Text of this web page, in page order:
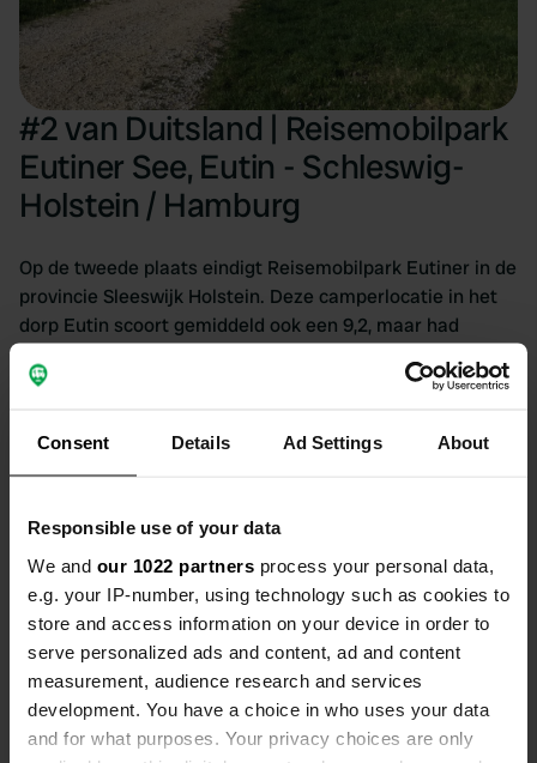
Consent Details Ad Settings About
Responsible use of your data
We and our 1022 partners process your personal data,
e.g. your IP-number, using technology such as cookies to
store and access information on your device in order to
serve personalized ads and content, ad and content
measurement, audience research and services
development. You have a choice in who uses your data
and for what purposes. Your privacy choices are only
#2 van Duitsland | Reisemobilpark
Eutiner See, Eutin - Schleswig-
Holstein / Hamburg
Op de tweede plaats eindigt Reisemobilpark Eutiner in de
provincie Sleeswijk Holstein. Deze camperlocatie in het
dorp Eutin scoort gemiddeld ook een 9,2, maar had
#3 van Duitsland |
Rodenberg - Niedersachsen
De derde plaats gaat naar Wohnmobilstellplatz am
Deister in Nedersaksen. De gemiddelde score van deze
camperplaats in Rodenberg is een 9,1.
> locatie bekijken <
Beste camperlocaties van Italië